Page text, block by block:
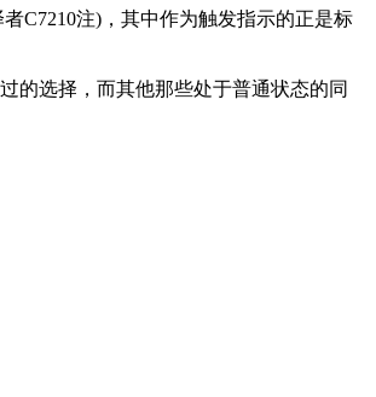
C7210注)，其中作为触发指示的正是标
的选择，而其他那些处于普通状态的同